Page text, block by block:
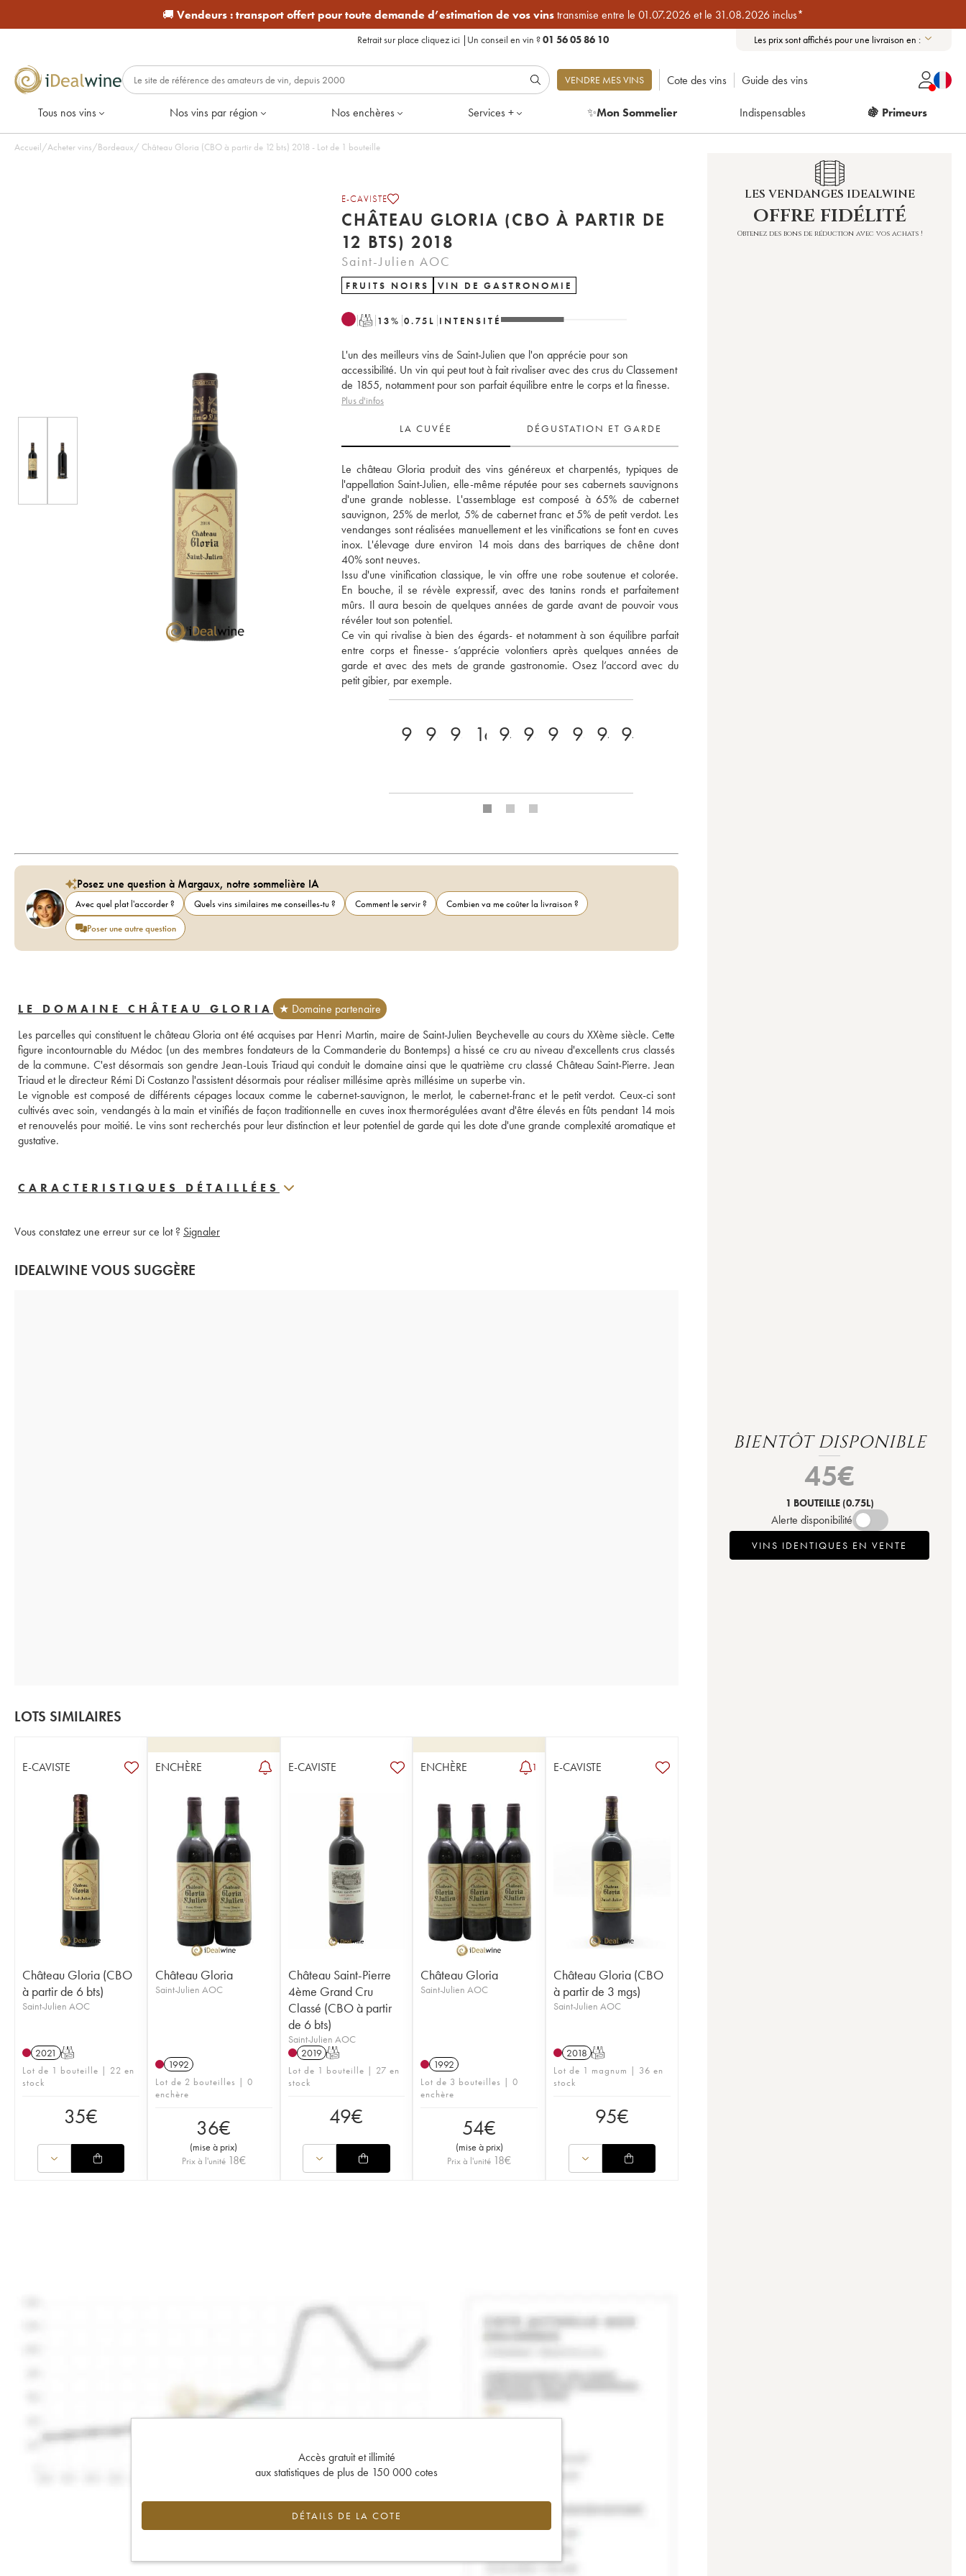
🚚 Vendeurs :transport offert pour toute demande d’estimation de vos vinstransmise entre le 01.07.2026 et le 31.08.2026 inclus*
Retrait sur place cliquez ici | Un conseil en vin ?01 56 05 86 10 Les prix sont affichés pour une livraison en :
VENDRE MES VINS Cote des vins Guide des vins
Tous nos vins Nos vins par région Nos enchères Services + ✨Mon Sommelier Indispensables 🍇 Primeurs
Accueil/Acheter vins/Bordeaux/ Château Gloria (CBO à partir de 12 bts) 2018 - Lot de 1 bouteille
E-CAVISTE
CHÂTEAU GLORIA (CBO À PARTIR DE
12 BTS) 2018
Saint-Julien AOC
FRUITS NOIRS VIN DE GASTRONOMIE
T 13% 0.75 L INTENSITÉ
L'un des meilleurs vins de Saint-Julien que l'on apprécie pour son
accessibilité. Un vin qui peut tout à fait rivaliser avec des crus du Classement
de 1855, notamment pour son parfait équilibre entre le corps et la finesse.
Plus d'infos
LA CUVÉE DÉGUSTATION ET GARDE
Le château Gloria produit des vins généreux et charpentés, typiques de
l'appellation Saint-Julien, elle-même réputée pour ses cabernets sauvignons
d'une grande noblesse. L'assemblage est composé à 65% de cabernet
sauvignon, 25% de merlot, 5% de cabernet franc et 5% de petit verdot. Les
vendanges sont réalisées manuellement et les vinifications se font en cuves
inox. L'élevage dure environ 14 mois dans des barriques de chêne dont
40% sont neuves.
Issu d'une vinification classique, le vin offre une robe soutenue et colorée.
En bouche, il se révèle expressif, avec des tanins ronds et parfaitement
mûrs. Il aura besoin de quelques années de garde avant de pouvoir vous
révéler tout son potentiel.
Ce vin qui rivalise à bien des égards- et notamment à son équilibre parfait
entre corps et finesse- s’apprécie volontiers après quelques années de
garde et avec des mets de grande gastronomie. Osez l’accord avec du
petit gibier, par exemple.
91 93 93 16.5
94 93 93 93 94 94
Posez une question à Margaux, notre sommelière IA
Avec quel plat l'accorder ? Quels vins similaires me conseilles-tu ? Comment le servir ?
Combien va me coûter la livraison ?
Poser une autre question
LE DOMAINE CHÂTEAU GLORIA
★ Domaine partenaire
Les parcelles qui constituent le château Gloria ont été acquises par Henri Martin, maire de Saint-Julien Beychevelle au cours du XXème siècle. Cette
figure incontournable du Médoc (un des membres fondateurs de la Commanderie du Bontemps) a hissé ce cru au niveau d'excellents crus classés
de la commune. C'est désormais son gendre Jean-Louis Triaud qui conduit le domaine ainsi que le quatrième cru classé Château Saint-Pierre. Jean
Triaud et le directeur Rémi Di Costanzo l'assistent désormais pour réaliser millésime après millésime un superbe vin.
Le vignoble est composé de différents cépages locaux comme le cabernet-sauvignon, le merlot, le cabernet-franc et le petit verdot. Ceux-ci sont
cultivés avec soin, vendangés à la main et vinifiés de façon traditionnelle en cuves inox thermorégulées avant d'être élevés en fûts pendant 14 mois
et renouvelés pour moitié. Le vins sont recherchés pour leur distinction et leur potentiel de garde qui les dote d'une grande complexité aromatique et
gustative.
CARACTERISTIQUES DÉTAILLÉES
Vous constatez une erreur sur ce lot ? Signaler
IDEALWINE VOUS SUGGÈRE
LOTS SIMILAIRES
E-CAVISTE
Château Gloria (CBO
à partir de 6 bts)
Saint-Julien AOC
2021 T
Lot de 1 bouteille | 22 en
stock
35€
ENCHÈRE
Château Gloria
Saint-Julien AOC
1992
Lot de 2 bouteilles | 0
enchère
36€
(mise à prix)
Prix à l'unité 18€
E-CAVISTE
Château Saint-Pierre
4ème Grand Cru
Classé (CBO à partir
de 6 bts)
Saint-Julien AOC
2019 T
Lot de 1 bouteille | 27 en
stock
49€
ENCHÈRE 1
Château Gloria
Saint-Julien AOC
1992
Lot de 3 bouteilles | 0
enchère
54€
(mise à prix)
Prix à l'unité 18€
E-CAVISTE
Château Gloria (CBO
à partir de 3 mgs)
Saint-Julien AOC
2018 T
Lot de 1 magnum | 36 en
stock
95€
Accès gratuit et illimité
aux statistiques de plus de 150 000 cotes
DÉTAILS DE LA COTE
LES VENDANGES IDEALWINE
offre fidélité
Obtenez des bons de réduction avec vos achats !
BIENTÔT DISPONIBLE
45€
1 BOUTEILLE (0.75L)
Alerte disponibilité
VINS IDENTIQUES EN VENTE